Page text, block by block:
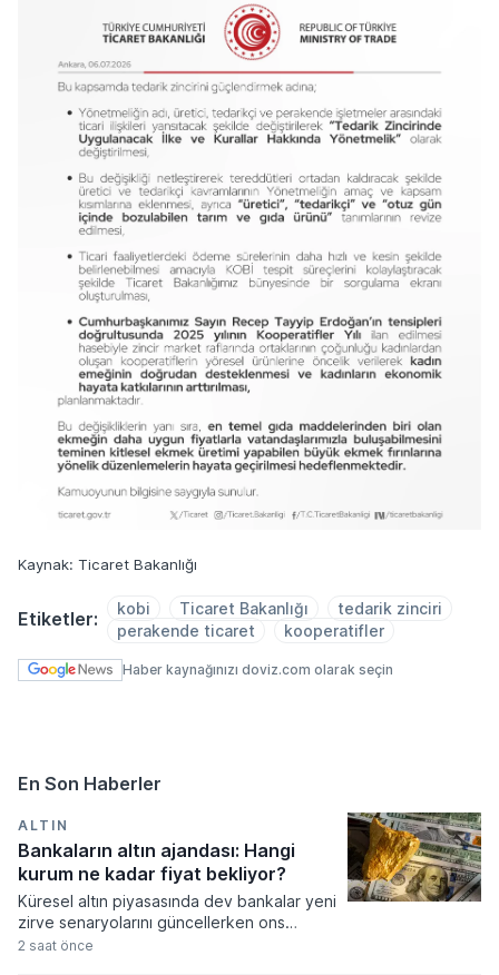
Kaynak: Ticaret Bakanlığı
Etiketler: kobi Ticaret Bakanlığı
tedarik zinciri
perakende ticaret
kooperatifler
Haber kaynağınızı doviz.com olarak seçin
En Son Haberler
ALTIN
Bankaların altın ajandası: Hangi
kurum ne kadar fiyat bekliyor?
Küresel altın piyasasında dev bankalar yeni
zirve senaryolarını güncellerken ons
fiyatının 5.300 dolara kadar tırmanması
2 saat önce